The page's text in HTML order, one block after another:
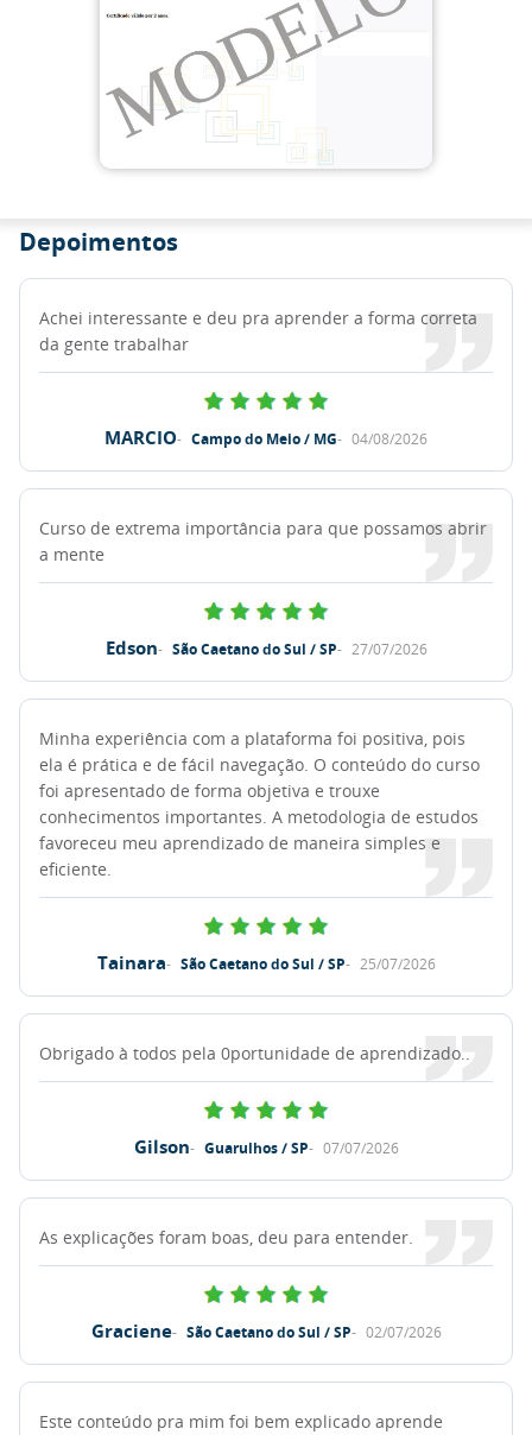
Depoimentos
Achei interessante e deu pra aprender a forma correta
da gente trabalhar
MARCIO Campo do Meio / MG 04/08/2026
Curso de extrema importância para que possamos abrir
a mente
Edson São Caetano do Sul / SP 27/07/2026
Minha experiência com a plataforma foi positiva, pois
ela é prática e de fácil navegação. O conteúdo do curso
foi apresentado de forma objetiva e trouxe
conhecimentos importantes. A metodologia de estudos
favoreceu meu aprendizado de maneira simples e
eficiente.
Tainara São Caetano do Sul / SP 25/07/2026
Obrigado à todos pela 0portunidade de aprendizado..
Gilson Guarulhos / SP 07/07/2026
As explicações foram boas, deu para entender.
Graciene São Caetano do Sul / SP 02/07/2026
Este conteúdo pra mim foi bem explicado aprende